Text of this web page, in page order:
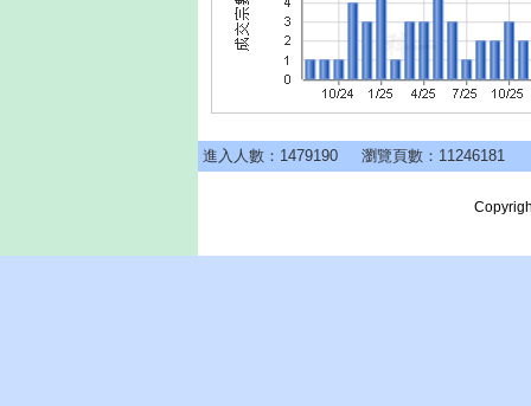
進入人數：1479190 瀏覽頁數：11246181